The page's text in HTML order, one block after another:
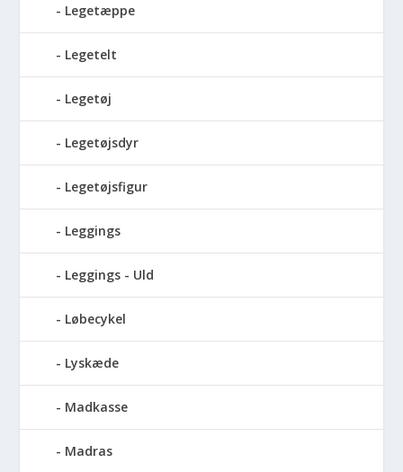
Legetæppe
Legetelt
Legetøj
Legetøjsdyr
Legetøjsfigur
Leggings
Leggings - Uld
Løbecykel
Lyskæde
Madkasse
Madras